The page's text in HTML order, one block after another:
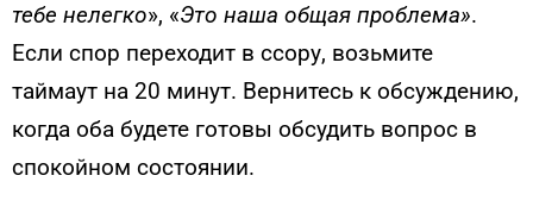
тебе нелегко», «Это наша общая проблема».
Если спор переходит в ссору, возьмите
таймаут на 20 минут. Вернитесь к обсуждению,
когда оба будете готовы обсудить вопрос в
спокойном состоянии.